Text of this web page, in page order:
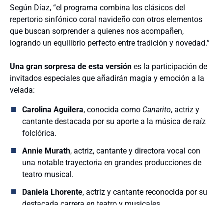
Según Díaz, “el programa combina los clásicos del
repertorio sinfónico coral navideño con otros elementos
que buscan sorprender a quienes nos acompañen,
logrando un equilibrio perfecto entre tradición y novedad.”
Una gran sorpresa de esta versión es la participación de
invitados especiales que añadirán magia y emoción a la
velada:
Carolina Aguilera, conocida como Canarito, actriz y
cantante destacada por su aporte a la música de raíz
folclórica.
Annie Murath, actriz, cantante y directora vocal con
una notable trayectoria en grandes producciones de
teatro musical.
Daniela Lhorente, actriz y cantante reconocida por su